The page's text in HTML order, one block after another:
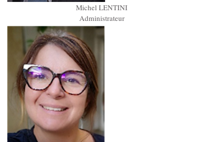
Michel LENTINI
Administrateur